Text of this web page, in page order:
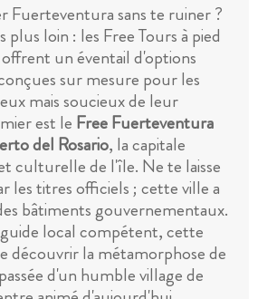
Fuerteventura sans te ruiner ?
plus loin : les Free Tours à pied
un éventail d'options
sur mesure pour les
mais soucieux de leur
est le Free Fuerteventura
del Rosario, la capitale
culturelle de l'île. Ne te laisse
les titres officiels ; cette ville a
bâtiments gouvernementaux.
local compétent, cette
découvrir la métamorphose de
d'un humble village de